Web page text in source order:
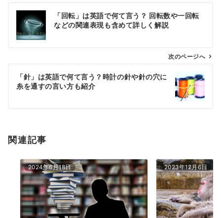
ン
「回転」は英語で何て言う？ 回転数や一回転
などの関連表現も含めて詳しく解説
次のページへ
「針」は英語で何て言う？時計の針や針の穴に
糸を通すの言い方も紹介
関連記事
2024年6月18日 2023年12月6日